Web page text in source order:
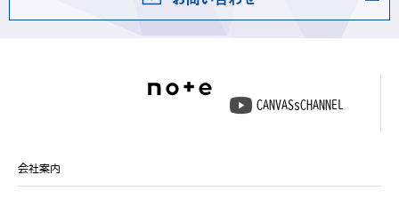
CANVASsCHANNEL
会社案内